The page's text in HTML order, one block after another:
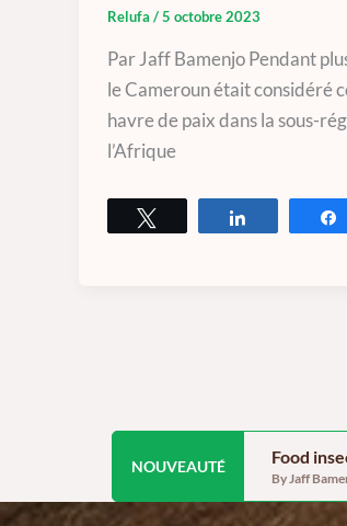
Relufa /5 octobre 2023
Par Jaff Bamenjo Pendant
le Cameroun était considéré
havre de paix dans la sous-
l’Afrique
NOUVEAUTÉ Food
By Jaff